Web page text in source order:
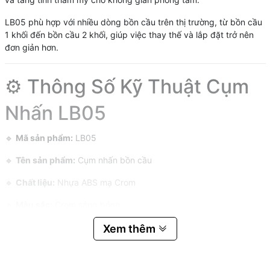
LB05 phù hợp với nhiều dòng bồn cầu trên thị trường, từ bồn cầu
1 khối đến bồn cầu 2 khối, giúp việc thay thế và lắp đặt trở nên
đơn giản hơn.
⚙️ Thông Số Kỹ Thuật Cụm
Nhấn LB05
🔹 Mã sản phẩm: LB05
🔹 Tên sản phẩm: Cụm nhấn bồn cầu
🔹 Chất liệu: Nhựa ABS mạ Crom
Nhấn xả bằng tay
Xem thêm